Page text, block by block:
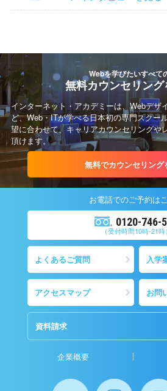
Webを学びたいすべて
無料カウンセリン
インターネット・アカデミーは、Webデザ
ど、Web・ITが学べる日本初の専門スクー
望に合わせて、キャリアカウンセリングや
頂けます。
無料でカウンセリング
お電話でのご予約は
0120-746-
（受付時間10時-21時）
よくあるご質問 入学
アクセスマップ お問
資料請求
企業概要